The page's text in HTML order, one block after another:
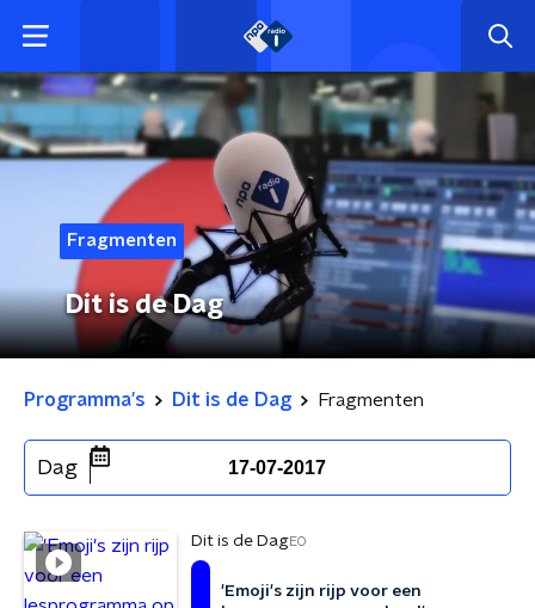
Fragmenten
Dit is de Dag
Programma's Dit is de Dag Fragmenten
Dag 17-07-2017
Dit is de DagEO
'Emoji's zijn rijp voor een